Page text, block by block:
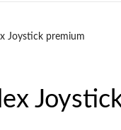
Joystick premium